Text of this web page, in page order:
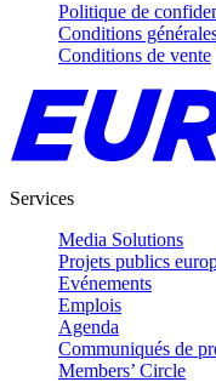
Politique de
Conditions
Conditions de vente
Services
Media Solutions
Projets publics
Evénements
Emplois
Agenda
Communiqués de
Members’ Circle